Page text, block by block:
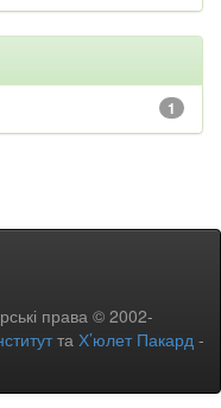
1
права © 2002-
та Х’юлет Пакард -